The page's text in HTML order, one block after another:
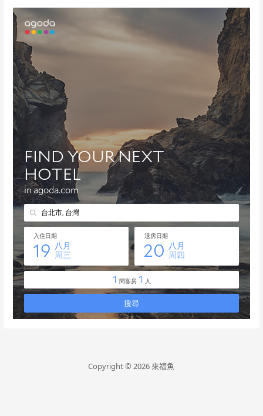
Copyright © 2026 來福魚